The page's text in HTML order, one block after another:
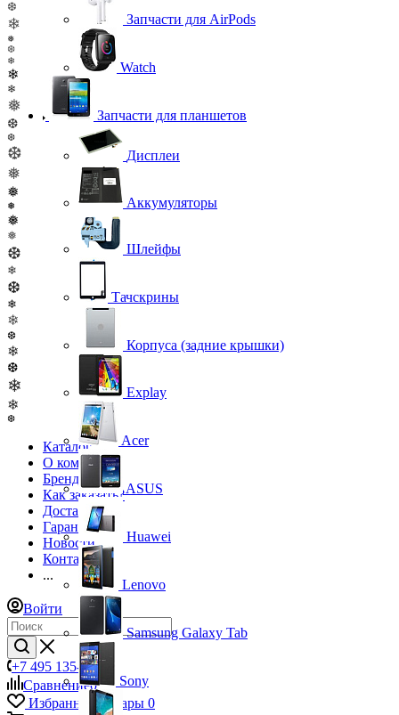
❆
❄
❅
❆
❄
❄
❄
❅
❆
❆
❆
❅
❅
❅
❅
❅
❆
❄
❆
❄
❄
❆
❄
❆
❄
❄
❆
Каталог
О компании
Бренды
Как заказать?
Доставка
Гарантия
Новости
Контакты
...
Войти
+7 495 135-39-43
Сравнение0
Избранные товары 0
Запчасти для AirPods
Watch
Запчасти для планшетов
Дисплеи
Аккумуляторы
Шлейфы
Тачскрины
Корпуса (задние крышки)
Explay
Acer
ASUS
Huawei
Lenovo
Samsung Galaxy Tab
Sony